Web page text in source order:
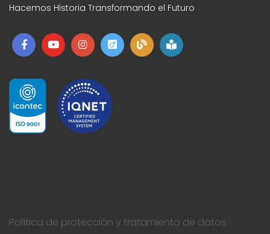
Hacemos Historia Transformando el Futuro
Política de protección y tratamiento de datos